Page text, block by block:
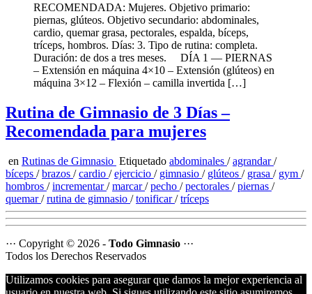
RECOMENDADA: Mujeres. Objetivo primario:
piernas, glúteos. Objetivo secundario: abdominales,
cardio, quemar grasa, pectorales, espalda, bíceps,
tríceps, hombros. Días: 3. Tipo de rutina: completa.
Duración: de dos a tres meses. DÍA 1 — PIERNAS
– Extensión en máquina 4×10 – Extensión (glúteos) en
máquina 3×12 – Flexión – camilla invertida […]
Rutina de Gimnasio de 3 Días –
Recomendada para mujeres
en Rutinas de Gimnasio Etiquetado abdominales /agrandar/
bíceps /brazos /cardio /ejercicio / gimnasio / glúteos / grasa / gym /
hombros /incrementar/marcar/pecho /pectorales /piernas /
quemar/rutina de gimnasio /tonificar/tríceps
··· Copyright © 2026 - Todo Gimnasio ···
Todos los Derechos Reservados
Utilizamos cookies para asegurar que damos la mejor experiencia al